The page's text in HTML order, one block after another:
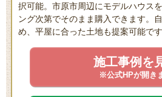
択可能。市原市周辺にモデルハウス
ング次第でそのまま購入できます。
め、平屋に合った土地も提案可能です
施工事例を
※公式HPが開き